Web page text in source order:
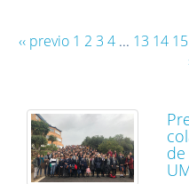
‹‹ previo 1 2 3 4... 13 14 15